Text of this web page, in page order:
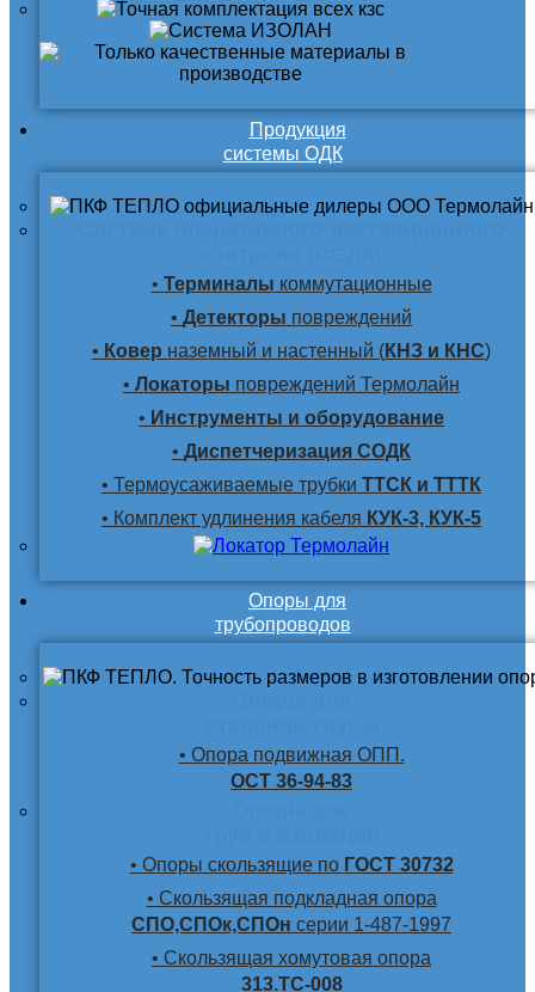
Продукция
системы ОДК
• Терминалы коммутационные
• Детекторы повреждений
• Ковер наземный и настенный (КНЗ и КНС)
• Локаторы повреждений Термолайн
• Инструменты и оборудование
• Диспетчеризация СОДК
• Термоусаживаемые трубки ТТСК и ТТТК
• Комплект удлинения кабеля КУК-3, КУК-5
Опоры для
трубопроводов
• Опора подвижная ОПП.
ОСТ 36-94-83
• Опоры скользящие по ГОСТ 30732
• Скользящая подкладная опора
СПО,СПОк,СПОн серии 1-487-1997
• Скользящая хомутовая опора
313.ТС-008